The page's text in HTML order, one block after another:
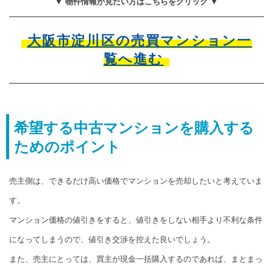
大阪市淀川区の売買マンション一
覧へ進む
希望する中古マンションを購入する
ためのポイント
売主側は、できるだけ高い価格でマンションを売却したいと考えていま
す。
マンション価格の値引きをすると、値引きをしない相手より不利な条件
になってしまうので、値引き交渉を控えた良いでしょう。
また、売主にとっては、買主が現金一括購入するのであれば、まとまっ